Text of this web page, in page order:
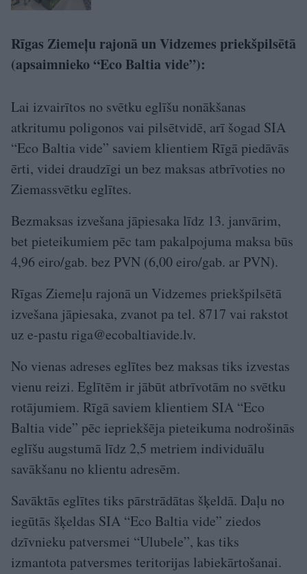
Rīgas Ziemeļu rajonā un Vidzemes priekšpilsētā
(apsaimnieko “Eco Baltia vide”):
Lai izvairītos no svētku eglīšu nonākšanas
atkritumu poligonos vai pilsētvidē, arī šogad SIA
“Eco Baltia vide” saviem klientiem Rīgā piedāvās
ērti, videi draudzīgi un bez maksas atbrīvoties no
Ziemassvētku eglītes.
Bezmaksas izvešana jāpiesaka līdz 13. janvārim,
bet pieteikumiem pēc tam pakalpojuma maksa būs
4,96 eiro/gab. bez PVN (6,00 eiro/gab. ar PVN).
Rīgas Ziemeļu rajonā un Vidzemes priekšpilsētā
izvešana jāpiesaka, zvanot pa tel. 8717 vai rakstot
uz e-pastu riga@ecobaltiavide.lv.
No vienas adreses eglītes bez maksas tiks izvestas
vienu reizi. Eglītēm ir jābūt atbrīvotām no svētku
rotājumiem. Rīgā saviem klientiem SIA “Eco
Baltia vide” pēc iepriekšēja pieteikuma nodrošinās
eglīšu augstumā līdz 2,5 metriem individuālu
savākšanu no klientu adresēm.
Savāktās eglītes tiks pārstrādātas šķeldā. Daļu no
iegūtās šķeldas SIA “Eco Baltia vide” ziedos
dzīvnieku patversmei “Ulubele”, kas tiks
izmantota patversmes teritorijas labiekārtošanai.